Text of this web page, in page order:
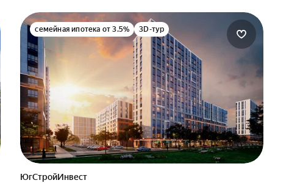
семейная ипотека от 3.5% 3D-тур
ЮгСтройИнвест